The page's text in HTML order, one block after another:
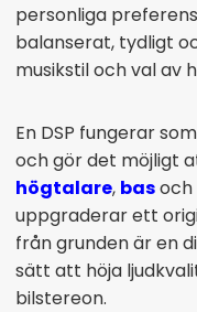
personliga
balanserat, tydligt
musikstil och val av
En DSP fungerar
och gör det möjligt
högtalare, basoch
uppgraderar ett
från grunden är en
sätt att höja
bilstereon.